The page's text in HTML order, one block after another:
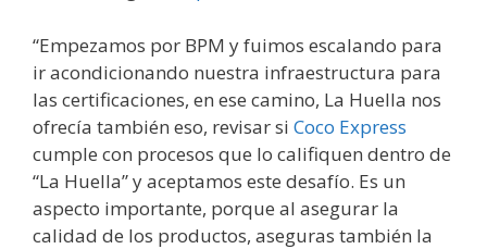
“Empezamos por BPM y fuimos escalando para
ir acondicionando nuestra infraestructura para
las certificaciones, en ese camino, La Huella nos
ofrecía también eso, revisar si Coco Express
cumple con procesos que lo califiquen dentro de
“La Huella” y aceptamos este desafío. Es un
aspecto importante, porque al asegurar la
calidad de los productos, aseguras también la